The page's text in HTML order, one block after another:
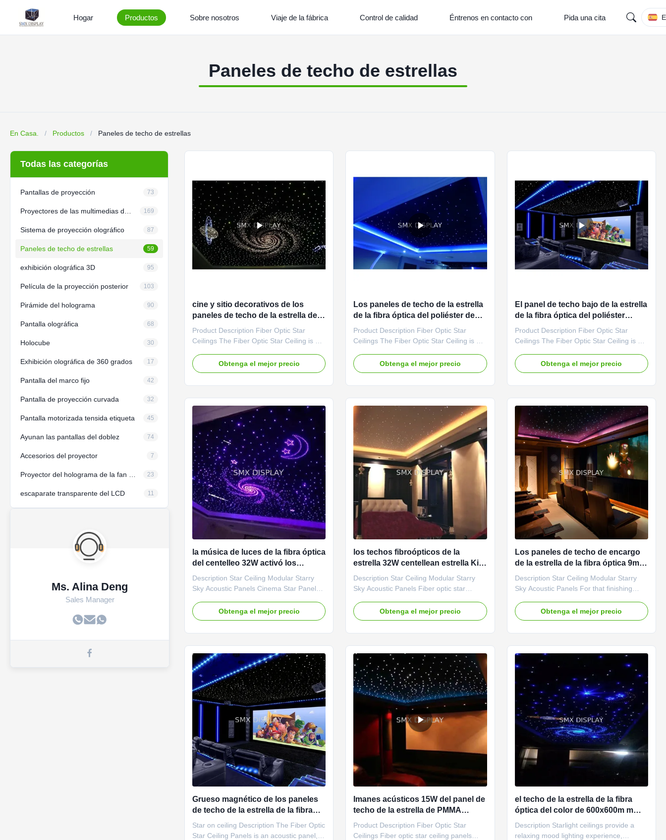
Hogar Productos Sobre nosotros Viaje de la fábrica Control de calidad Éntrenos en contacto con Pida una cita
Paneles de techo de estrellas
En Casa. / Productos / Paneles de techo de estrellas
Todas las categorías
Pantallas de proyección 73
169
Sistema de proyección olográfico 87
Paneles de techo de estrellas 59
exhibición olográfica 3D 95
Película de la proyección posterior 103
Pirámide del holograma 90
Pantalla olográfica 68
Holocube 30
Exhibición olográfica de 360 grados 17
Pantalla del marco fijo 42
Pantalla de proyección curvada 32
Pantalla motorizada tensida etiqueta 45
Ayunan las pantallas del doblez 74
Accesorios del proyector 7
23
escaparate transparente del LCD 11
Ms. Alina Deng
Sales Manager
cine y sitio decorativos de los
paneles de techo de la estrella de la
fibra óptica de 0.75m m PMMA
Product Description Fiber Optic Star
Ceilings The Fiber Optic Star Ceiling is a
panel that mounts onto an existing ceiling
with a set of screws or install on the keel
Obtenga el mejor precio
Los paneles de techo de la estrella
de la fibra óptica del poliéster de
PMMA 15W 12VDC con los imanes
Product Description Fiber Optic Star
Ceilings The Fiber Optic Star Ceiling is a
panel that mounts onto an existing ceiling
with a set of screws or install on the keel
Obtenga el mejor precio
El panel de techo bajo de la estrella
de la fibra óptica del poliéster
PMMA 12VDC para el sitio del
teatro
Product Description Fiber Optic Star
Ceilings The Fiber Optic Star Ceiling is a
panel that mounts onto an existing ceiling
with a set of screws or install on the keel
Obtenga el mejor precio
la música de luces de la fibra óptica
del centelleo 32W activó los
paneles de techo de la estrella de
RGBW LED
Description Star Ceiling Modular Starry
Sky Acoustic Panels Cinema Star Panel
realistic star field effect for your setting
with the relaxing starry night above, plus
Obtenga el mejor precio
los techos fibroópticos de la
estrella 32W centellean estrella Kit
For Home Decor de la luz de las
estrellas de la fibra óptica
Description Star Ceiling Modular Starry
Sky Acoustic Panels Fiber optic star
nurseries, creating the feeling of sleeping
under the stars, and star ceilings also add
Obtenga el mejor precio
Los paneles de techo de encargo
de la estrella de la fibra óptica 9m m
los 7 paneles de techo de la noche
estrellada de los colores
Description Star Ceiling Modular Starry
Sky Acoustic Panels For that finishing
want the feeling of sitting under the stars
at night, get one of our fibre optic star
Obtenga el mejor precio
Grueso magnético de los paneles
de techo de la estrella de la fibra
óptica del poliéster 9m m con la
estrella fugaz
Star on ceiling Description The Fiber Optic
Star Ceiling Panels is an acoustic panel,
Imanes acústicos 15W del panel de
techo de la estrella de PMMA
12VDC para el cine casero
Product Description Fiber Optic Star
Ceilings Fiber optic star ceiling panels
el techo de la estrella de la fibra
óptica del color de 600x600m m
RGB teja para la decoración casera
del cine
Description Starlight ceilings provide a
relaxing mood lighting experience,